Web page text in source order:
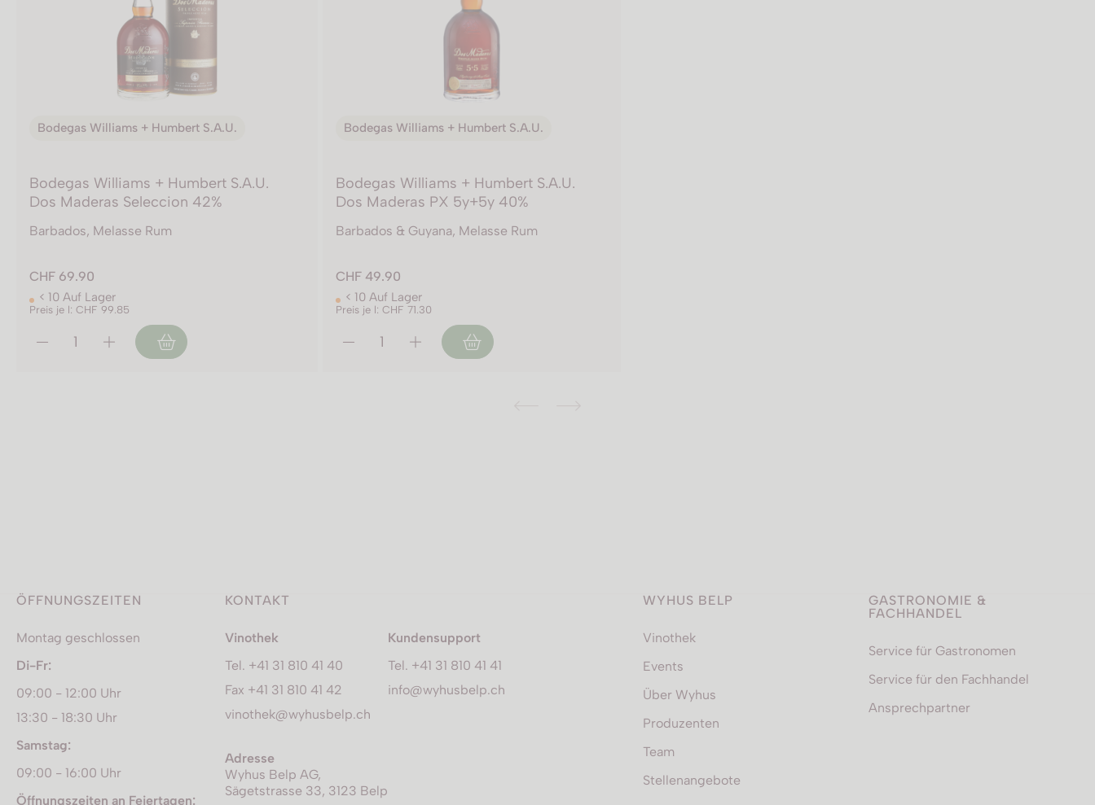
Bodegas Williams + Humbert S.A.U.
Bodegas Williams + Humbert S.A.U.
Dos Maderas Seleccion 42%
Barbados, Melasse Rum
CHF 69.90
< 10 Auf Lager
Preis je l: CHF 99.85
Bodegas Williams + Humbert S.A.U.
Bodegas Williams + Humbert S.A.U.
Dos Maderas PX 5y+5y 40%
Barbados & Guyana, Melasse Rum
CHF 49.90
< 10 Auf Lager
Preis je l: CHF 71.30
ÖFFNUNGSZEITEN
Montag geschlossen
Di-Fr:
09:00 - 12:00 Uhr
13:30 - 18:30 Uhr
Samstag:
09:00 - 16:00 Uhr
Öffnungszeiten an Feiertagen:
KONTAKT
Vinothek
Tel. +41 31 810 41 40
Fax +41 31 810 41 42
vinothek@wyhusbelp.ch
Adresse
Wyhus Belp AG,
Sägetstrasse 33, 3123 Belp
Kundensupport
Tel. +41 31 810 41 41
info@wyhusbelp.ch
WYHUS BELP
Vinothek
Events
Über Wyhus
Produzenten
Team
Stellenangebote
GASTRONOMIE &
FACHHANDEL
Service für Gastronomen
Service für den Fachhandel
Ansprechpartner